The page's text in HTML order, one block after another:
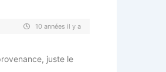
10 années il y a
juste le